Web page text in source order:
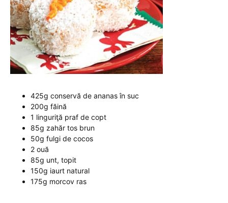
425g conservă de ananas în suc
200g făină
1 linguriţă praf de copt
85g zahăr tos brun
50g fulgi de cocos
2 ouă
85g unt, topit
150g iaurt natural
175g morcov ras